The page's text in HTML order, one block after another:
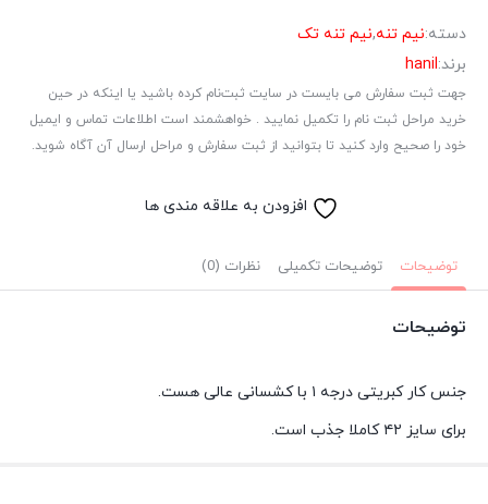
دسته:نیم تنه,نیم تنه تک
برند:hanil
جهت ثبت سفارش می بایست در سایت ثبت‌نام کرده باشید یا اینکه در حین
خرید مراحل ثبت نام را تکمیل نمایید . خواهشمند است اطلاعات تماس و ایمیل
خود را صحیح وارد کنید تا بتوانید از ثبت سفارش و مراحل ارسال آن آگاه شوید.
افزودن به علاقه مندی ها
توضیحات توضیحات تکمیلی نظرات (0)
توضیحات
جنس کار کبریتی درجه ۱ با کشسانی عالی هست.
برای سایز ۴۲ کاملا جذب است.